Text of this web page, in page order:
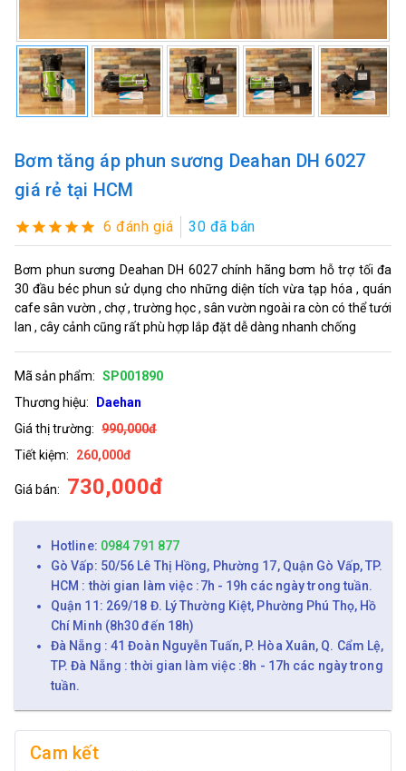
Bơm tăng áp phun sương Deahan DH 6027
giá rẻ tại HCM
6 đánh giá 30 đã bán
Bơm phun sương Deahan DH 6027 chính hãng bơm hỗ trợ tối đa
30 đầu béc phun sử dụng cho những diện tích vừa tạp hóa , quán
cafe sân vườn , chợ , trường học , sân vườn ngoài ra còn có thể tưới
lan , cây cảnh cũng rất phù hợp lắp đặt dễ dàng nhanh chống
Mã sản phẩm: SP001890
Thương hiệu:
Daehan
Giá thị trường: 990,000đ
Tiết kiệm:
260,000đ
Giá bán: 730,000đ
Hotline: 0984 791 877
Gò Vấp: 50/56 Lê Thị Hồng, Phường 17, Quận Gò Vấp, TP.
HCM : thời gian làm việc :7h - 19h các ngày trong tuần.
Quận 11: 269/18 Đ. Lý Thường Kiệt, Phường Phú Thọ, Hồ
Chí Minh (8h30 đến 18h)
Đà Nẵng : 41 Đoàn Nguyễn Tuấn, P. Hòa Xuân, Q. Cẩm Lệ,
TP. Đà Nẵng : thời gian làm việc :8h - 17h các ngày trong
tuần.
Cam kết